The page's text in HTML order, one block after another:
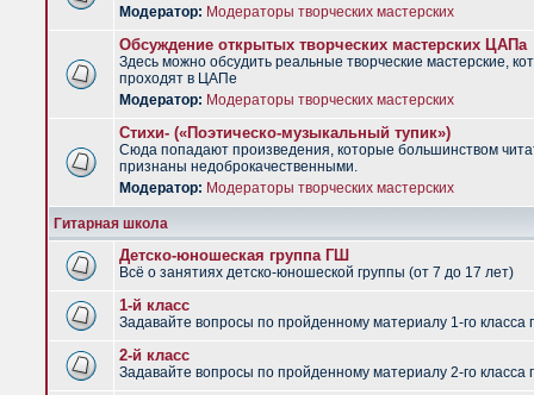
Модератор: Модераторы творческих мастерских
Обсуждение открытых творческих мастерских ЦАПа
Здесь можно обсудить реальные творческие мастерские,
проходят в ЦАПе
Модератор: Модераторы творческих мастерских
Стихи- («Поэтическо-музыкальный тупик»)
Сюда попадают произведения, которые большинством
признаны недоброкачественными.
Модератор: Модераторы творческих мастерских
Гитарная школа
Детско-юношеская группа ГШ
Всё о занятиях детско-юношеской группы (от 7 до 17 лет)
1-й класс
Задавайте вопросы по пройденному материалу 1-го класса
2-й класс
Задавайте вопросы по пройденному материалу 2-го класса